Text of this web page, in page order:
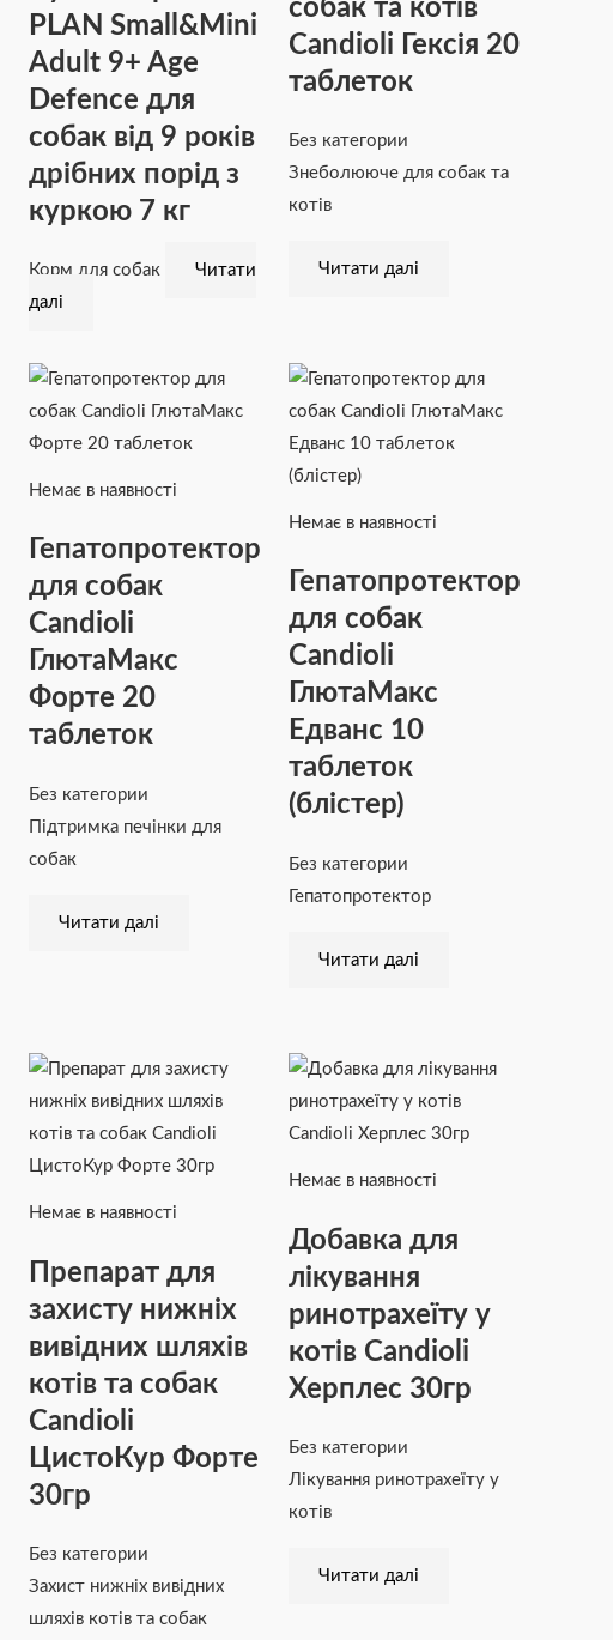
PLAN Small&Mini
Adult 9+ Age
Defence для
собак від 9 років
дрібних порід з
куркою 7 кг
Корм для собак
Читати
далі
собак та котів
Candioli Гексія 20
таблеток
Без категории
Знеболююче для собак та
котів
Читати далі
Немає в наявності
Гепатопротектор
для собак
Candioli
ГлютаМакс
Форте 20
таблеток
Без категории
Підтримка печінки для
собак
Читати далі
Немає в наявності
Гепатопротектор
для собак
Candioli
ГлютаМакс
Едванс 10
таблеток
(блістер)
Без категории
Гепатопротектор
Читати далі
Немає в наявності
Препарат для
захисту нижніх
вивідних шляхів
котів та собак
Candioli
ЦистоКур Форте
30гр
Без категории
Захист нижніх вивідних
шляхів котів та собак
Немає в наявності
Добавка для
лікування
ринотрахеїту у
котів Candioli
Херплес 30гр
Без категории
Лікування ринотрахеїту у
котів
Читати далі